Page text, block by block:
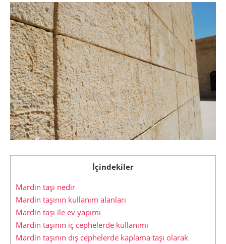
İçindekiler
Mardin taşı nedir
Mardin taşının kullanım alanları
Mardin taşı ile ev yapımı
Mardin taşının iç cephelerde kullanımı
Mardin taşının dış cephelerde kaplama taşı olarak